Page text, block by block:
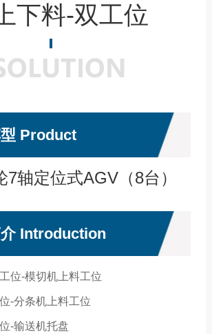
下料-双工位
Product
7轴定位式AGV（8台）
Introduction
位-模切机上料工位
-分条机上料工位
-输送机托盘